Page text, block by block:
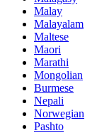
Malay
Malayalam
Maltese
Maori
Marathi
Mongolian
Burmese
Nepali
Norwegian
Pashto